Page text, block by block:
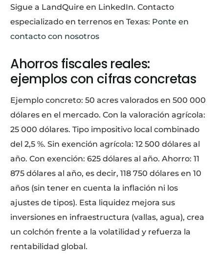
Sigue a LandQuire en LinkedIn. Contacto
especializado en terrenos en Texas: Ponte en
contacto con nosotros
Ahorros fiscales reales:
ejemplos con cifras concretas
Ejemplo concreto: 50 acres valorados en 500 000
dólares en el mercado. Con la valoración agrícola:
25 000 dólares. Tipo impositivo local combinado
del 2,5 %. Sin exención agrícola: 12 500 dólares al
año. Con exención: 625 dólares al año. Ahorro: 11
875 dólares al año, es decir, 118 750 dólares en 10
años (sin tener en cuenta la inflación ni los
ajustes de tipos). Esta liquidez mejora sus
inversiones en infraestructura (vallas, agua), crea
un colchón frente a la volatilidad y refuerza la
rentabilidad global.